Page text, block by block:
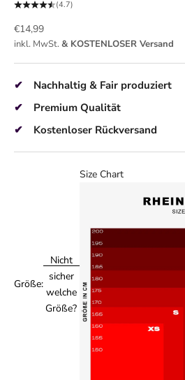
(4.7)
Angebot
€14,99
inkl. MwSt. & KOSTENLOSER Versand
Nachhaltig & Fair produziert
Premium Qualität
Kostenloser Rückversand
Größe:
Nicht
sicher
welche
Größe?
Size Chart